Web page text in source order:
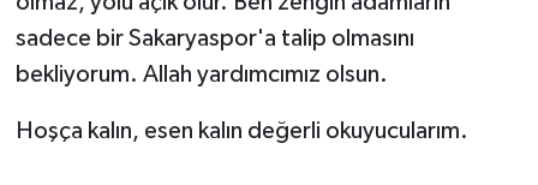
sadece bir Sakaryaspor'a talip olmasını
bekliyorum. Allah yardımcımız olsun.
Hoşça kalın, esen kalın değerli okuyucularım.